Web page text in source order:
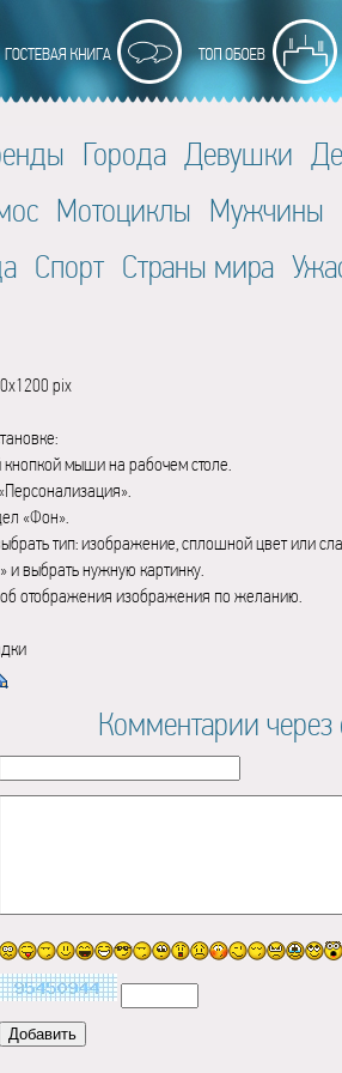
Города Девушки
Мотоциклы Мужчины
Спорт Страны мира
pix
мыши на рабочем столе.
«Фон».
тип: изображение, сплошной цвет или
и выбрать нужную картинку.
отображения изображения по желанию.
Комментарии через